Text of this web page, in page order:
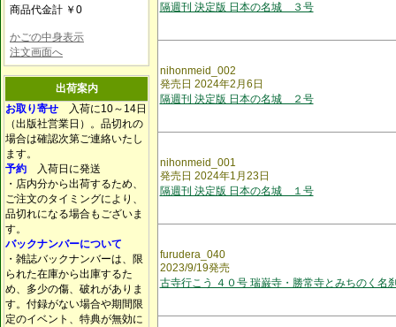
商品代金計 ￥0
かごの中身表示
注文画面へ
出荷案内
お取り寄せ 入荷に10～14日
（出版社営業日）。品切れの
場合は確認次第ご連絡いたし
ます。
予約 入荷日に発送
・店内分から出荷するため、
ご注文のタイミングにより、
品切れになる場合もございま
す。
バックナンバーについて
・雑誌バックナンバーは、限
られた在庫から出庫するた
め、多少の傷、破れがありま
す。付録がない場合や期間限
定のイベント、特典が無効に
隔週刊 決定版 日本の名城 ３号
nihonmeid_002
発売日 2024年2月6日
隔週刊 決定版 日本の名城 ２号
nihonmeid_001
発売日 2024年1月23日
隔週刊 決定版 日本の名城 １号
furudera_040
2023/9/19発売
古寺行こう ４０号 瑞巌寺・勝常寺とみちのく名